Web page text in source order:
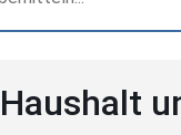
Haushalt